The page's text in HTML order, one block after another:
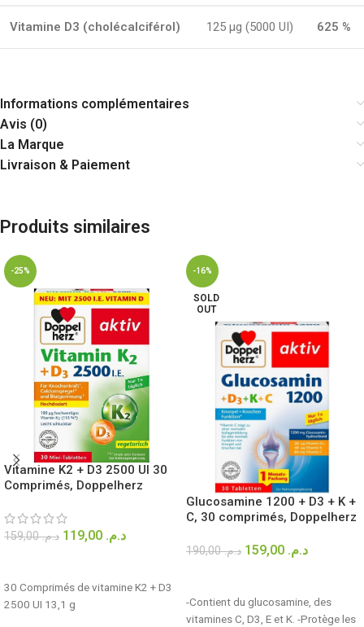
Vitamine D3 (cholécalciférol) 125 µg (5000 UI) 625 %
Informations complémentaires
Avis (0)
La Marque
Livraison & Paiement
Produits similaires
-25%
Vitamine K2 + D3 2500 UI 30
Comprimés, Doppelherz
د.م.159,00 د.م.
30 Comprimés de vitamine K2 + D3
2500 UI 13,1 g
-16%
SOLD
OUT
Glucosamine 1200 + D3 + K +
C, 30 comprimés, Doppelherz
د.م.190,00 د.م.
-Contient du glucosamine, des
vitamines C, D3, E et K. -Protège les